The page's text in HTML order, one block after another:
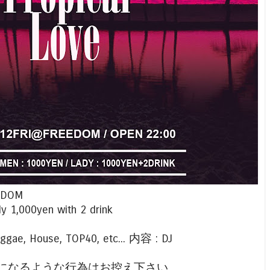
1,000yen with 2 drink
House, TOP40, etc... 内容 : DJ